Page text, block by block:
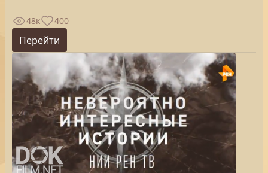
48к 400
Перейти